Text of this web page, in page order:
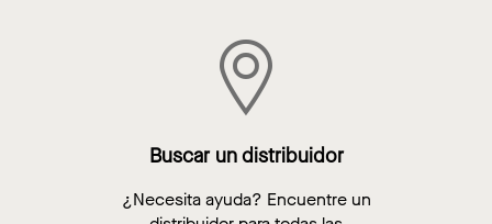
Buscar un distribuidor
¿Necesita ayuda? Encuentre un